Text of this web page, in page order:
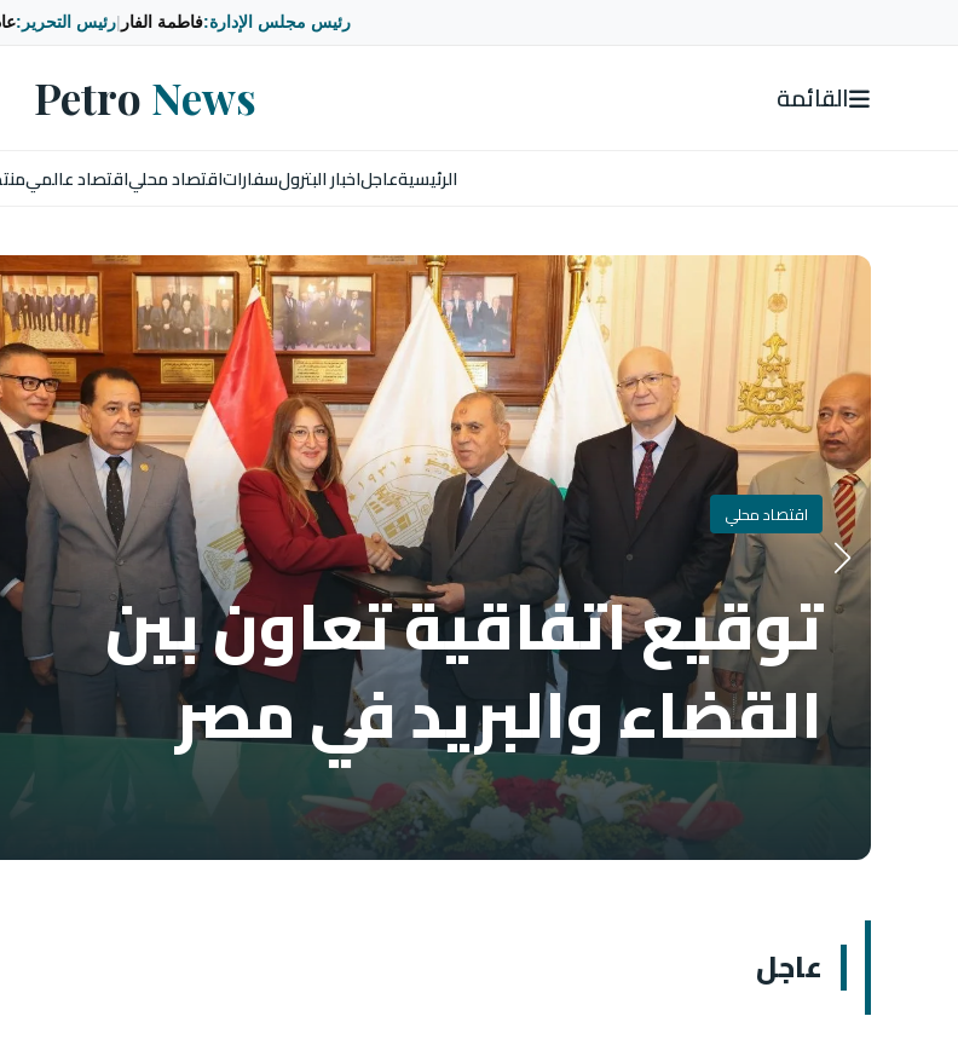
رئيس مجلس الإدارة:فاطمة الفار رئيس التحرير:
القائمة Petro News
الرئيسيةعاجلاخبار البترولسفاراتاقتصاد محلياقتصاد عالمي
اقتصاد محلي
توقيع اتفاقية تعاون بين
القضاء والبريد في مصر
عاجل